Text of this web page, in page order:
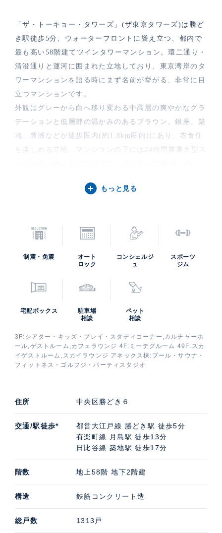
「ザ・トーキョー・タワーズ」(ザ東京タワーズ)は勝ど
き駅徒歩5分、ウォーターフロントに聳え立つ、都内で
最も高い58階建てツインタワーマンション。環二通り・
清澄通りと運河に囲まれた立地しており、東京湾岸のタ
ワーマンションを語る時にまず名前が挙がる、非常に目
立つマンションです。
外観はグレーから白へ移り変わる中高層の爽やかなグラ
デーションと低層部の温かみのあるブラウン。銀座、築
地、豊洲などが徒歩圏内(約1.8km圏内)にあり、衣食住
を楽しめる立地。マンションの下には24時間営業大型ス
ナ、ゴルフレンジ)等充実の設備があり、生活に必要な
おり、こちらも含めて家族で暮らす方が多いエリアの住
「ザ・トーキョー・タワーズ」(ザ東京タワーズ)の中古
の取扱いに特化したケン・コーポレーションにお任せく
ださい。担当は銀座湾岸支店です。「ザ・トーキョー・
タワーズ」(ザ東京タワーズ)の募集（貸す・売る）に際
です。
もっと見る
制震・免震
オート
ロック
コンシェルジ
ュ
スポーツ
ジム
宅配ボックス
駐車場
相談
ペット
相談
3F:シアター・キッズ・プレイ・スタディコーナー,カルチャーホ
ール,ゲストルーム,カフェラウンジ 4F:ミーテグルーム 49F:スカ
イゲストルーム,スカイラウンジ アネックス棟:プール・サウナ・
フィットネス・ゴルフジ・パーティスタジオ
住所 中央区勝どき６
交通/駅徒歩*
都営大江戸線 勝どき駅 徒歩5分
有楽町線 月島駅 徒歩13分
日比谷線 築地駅 徒歩17分
階数 地上58階 地下2階建
構造 鉄筋コンクリート造
総戸数 1313戸